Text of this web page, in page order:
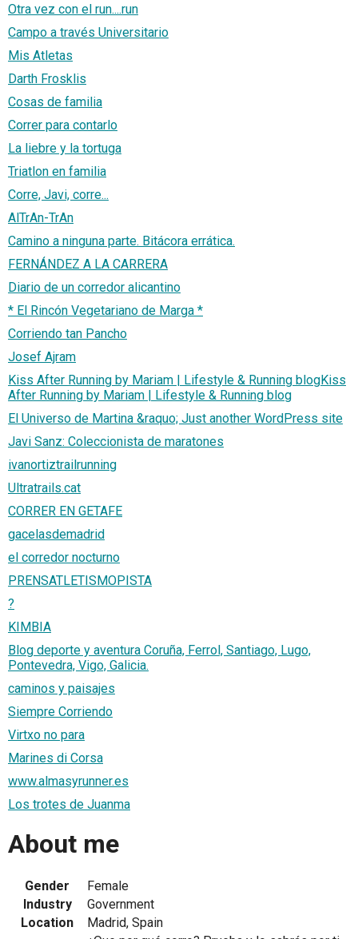
Otra vez con el run....run
Campo a través Universitario
Mis Atletas
Darth Frosklis
Cosas de familia
Correr para contarlo
La liebre y la tortuga
Triatlon en familia
Corre, Javi, corre...
AlTrAn-TrAn
Camino a ninguna parte. Bitácora errática.
FERNÁNDEZ A LA CARRERA
Diario de un corredor alicantino
* El Rincón Vegetariano de Marga *
Corriendo tan Pancho
Josef Ajram
Kiss After Running by Mariam | Lifestyle & Running blogKiss
After Running by Mariam | Lifestyle & Running blog
El Universo de Martina &raquo; Just another WordPress site
Javi Sanz: Coleccionista de maratones
ivanortiztrailrunning
Ultratrails.cat
CORRER EN GETAFE
gacelasdemadrid
el corredor nocturno
PRENSATLETISMOPISTA
?
KIMBIA
Blog deporte y aventura Coruña, Ferrol, Santiago, Lugo,
Pontevedra, Vigo, Galicia.
caminos y paisajes
Siempre Corriendo
Virtxo no para
Marines di Corsa
www.almasyrunner.es
Los trotes de Juanma
About me
Gender
Female
Industry
Government
Location
Madrid, Spain